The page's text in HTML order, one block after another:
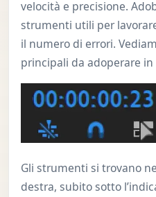
velocità e precisione.
strumenti utili per
il numero di errori.
principali da adoperare in
Gli strumenti si trovano
destra, subito sotto